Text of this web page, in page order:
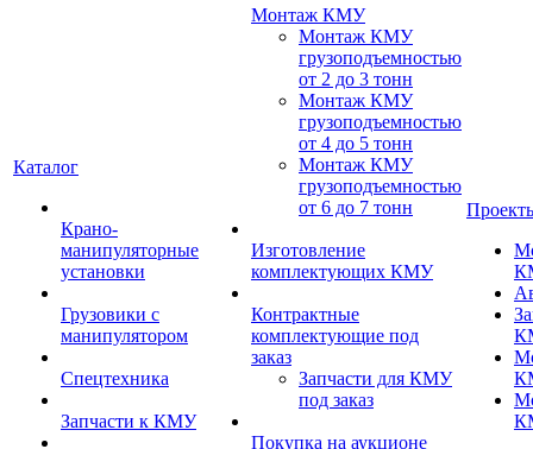
Каталог
Крано-
манипуляторные
установки
Грузовики с
манипулятором
Спецтехника
Запчасти к КМУ
Монтаж КМУ
Монтаж КМУ
грузоподъемностью
от 2 до 3 тонн
Монтаж КМУ
грузоподъемностью
от 4 до 5 тонн
Монтаж КМУ
грузоподъемностью
от 6 до 7 тонн
Изготовление
комплектующих КМУ
Контрактные
комплектующие под
заказ
Запчасти для КМУ
под заказ
Покупка на аукционе